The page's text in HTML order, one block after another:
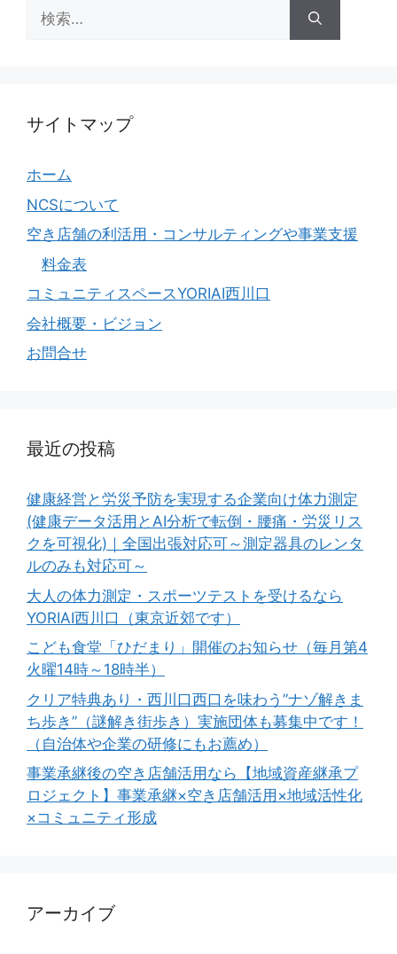
索:
サイトマップ
ホーム
NCSについて
空き店舗の利活用・コンサルティングや事業支援
料金表
コミュニティスペースYORIAI西川口
会社概要・ビジョン
お問合せ
最近の投稿
健康経営と労災予防を実現する企業向け体力測定
(健康データ活用とAI分析で転倒・腰痛・労災リス
クを可視化)｜全国出張対応可～測定器具のレンタ
ルのみも対応可～
大人の体力測定・スポーツテストを受けるなら
YORIAI西川口（東京近郊です）
こども食堂「ひだまり」開催のお知らせ（毎月第4
火曜14時～18時半）
クリア特典あり・西川口西口を味わう”ナゾ解きま
ち歩き”（謎解き街歩き）実施団体も募集中です！
（自治体や企業の研修にもお薦め）
事業承継後の空き店舗活用なら【地域資産継承プ
ロジェクト】事業承継×空き店舗活用×地域活性化
×コミュニティ形成
アーカイブ